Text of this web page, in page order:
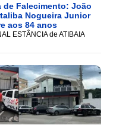
de Falecimento: João
Nogueira Junior
aos 84 anos
ESTÂNCIA de ATIBAIA